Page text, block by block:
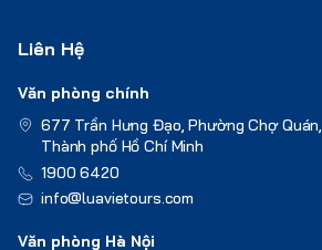
Liên Hệ
Văn phòng chính
677 Trần Hưng Đạo, Phường Chợ Quán,
Thành phố Hồ Chí Minh
1900 6420
info@luavietours.com
Văn phòng Hà Nội